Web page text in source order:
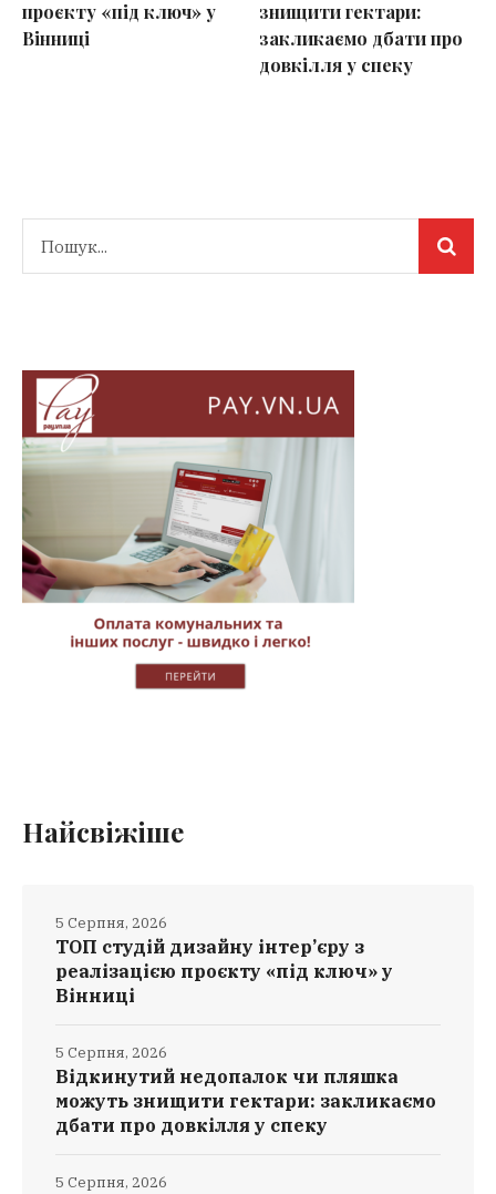
проєкту «під ключ» у
Вінниці
знищити гектари:
закликаємо дбати про
довкілля у спеку
Найсвіжіше
ТОП студій дизайну інтер’єру з
реалізацією проєкту «під ключ» у
Вінниці
5 Серпня, 2026
Відкинутий недопалок чи пляшка
можуть знищити гектари: закликаємо
дбати про довкілля у спеку
5 Серпня, 2026
5 Серпня, 2026